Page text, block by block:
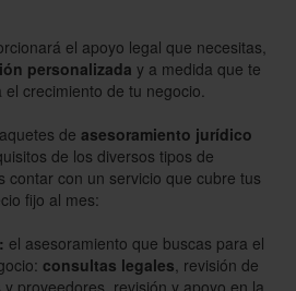
el apoyo legal que necesitas,
personalizada y a medida que te
crecimiento de tu negocio.
deasesoramiento jurídico
de los diversos tipos de
contar con un servicio que cubre tus
fijo al mes:
el asesoramiento que buscas para el
consultas legales, revisión de
proveedores, revisión y apoyo en la